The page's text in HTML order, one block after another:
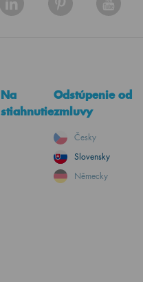
Na
stiahnutie
Odstúpenie od
zmluvy
Česky
Slovensky
Německy